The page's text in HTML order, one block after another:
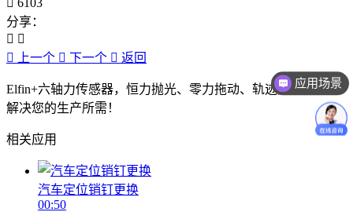
分享：
上一个 下一个 返回
Elfin+六轴力传感器，恒力抛光、零力拖动、轨迹贴合，完美
解决您的生产所需！
相关应用
汽车定位销钉更换
00:50
价格咨询